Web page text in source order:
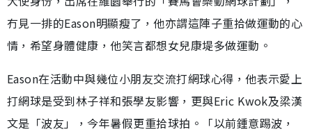
冇見一排的Eason明顯瘦了，他亦謂這陣子重拾做運動的心
情，希望身體健康，他笑言都想女兒康堤多做運動。
Eason在活動中與幾位小朋友交流打網球心得，他表示愛上
打網球是受到林子祥和張學友影響，更與Eric Kwok及梁漢
文是「波友」，今年暑假更重拾球拍。「以前鍾意踢波，